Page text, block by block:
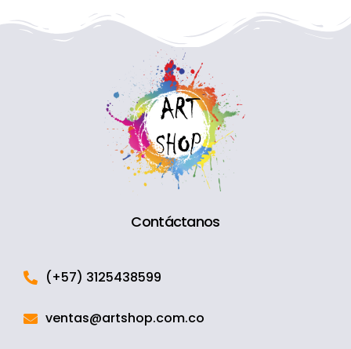
Contáctanos
(+57) 3125438599
ventas@artshop.com.co